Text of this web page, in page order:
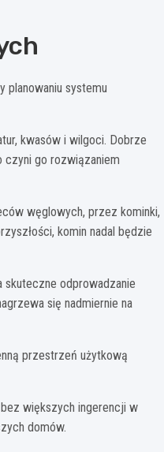
systemu
kwasów i wilgoci. Dobrze
czyni go rozwiązaniem
węglowych, przez kominki,
komin nadal będzie
odprowadzanie
się nadmiernie na
przestrzeń użytkową
większych ingerencji w
domów.